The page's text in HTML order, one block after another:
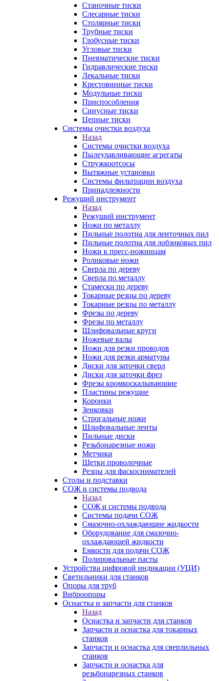
Станочные тиски
Слесарные тиски
Столярные тиски
Трубные тиски
Глобусные тиски
Угловые тиски
Пневматические тиски
Гидравлические тиски
Лекальные тиски
Крестовинные тиски
Модульные тиски
Приспособления
Синусные тиски
Цепные тиски
Системы очистки воздуха
Назад
Системы очистки воздуха
Пылеулавливающие агрегаты
Стружкоотсосы
Вытяжные установки
Системы фильтрации воздуха
Принадлежности
Режущий инструмент
Назад
Режущий инструмент
Ножи по металлу
Пильные полотна для ленточных пил
Пильные полотна для лобзиковых пил
Ножи к пресс-ножницам
Роликовые ножи
Сверла по дереву
Сверла по металлу
Стамески по дереву
Токарные резцы по дереву
Токарные резцы по металлу
Фрезы по дереву
Фрезы по металлу
Шлифовальные круги
Ножевые валы
Ножи для резки проводов
Ножи для резки арматуры
Диски для заточки сверл
Диски для заточки фрез
Фрезы кромкоскалывающие
Пластины режущие
Коронки
Зенковки
Строгальные ножи
Шлифовальные ленты
Пильные диски
Резьбонарезные ножи
Метчики
Щетки проволочные
Резцы для фаскоснимателей
Столы и подставки
СОЖ и системы подвода
Назад
СОЖ и системы подвода
Системы подачи СОЖ
Смазочно-охлаждающие жидкости
Оборудование для смазочно-
охлаждающей жидкости
Емкости для подачи СОЖ
Полировальные пасты
Устройства цифровой индикации (УЦИ)
Светильники для станков
Опоры для труб
Виброопоры
Оснастка и запчасти для станков
Назад
Оснастка и запчасти для станков
Запчасти и оснастка для токарных
станков
Запчасти и оснастка для сверлильных
станков
Запчасти и оснастка для
резьбонарезных станков